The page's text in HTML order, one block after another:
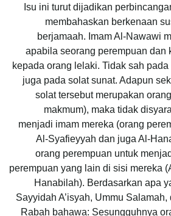
Isu ini turut dijadikan
membahaskan berkenaan
berjamaah. Imam Al-Nawawi
apabila seorang perempuan dan
kepada orang lelaki. Tidak sah
juga pada solat sunat. Adapun
solat tersebut merupakan
makmum), maka tidak
menjadi imam mereka (orang
Al-Syafieyyah dan juga Al-
orang perempuan untuk
perempuan yang lain di sisi mereka
Hanabilah). Berdasarkan apa
Sayyidah A’isyah, Ummu Salamah,
Rabah bahawa: Sesungguhnya